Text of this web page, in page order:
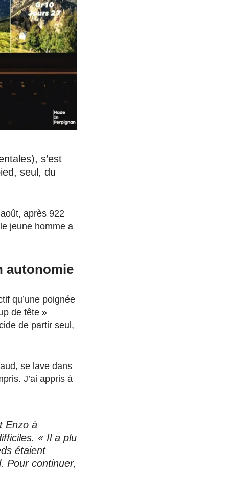
s’est
seul, du
après 922
jeune homme a
autonomie
qu’une poignée
de tête »
de partir seul,
se lave dans
J’ai appris à
Enzo à
« Il a plu
étaient
Pour continuer,